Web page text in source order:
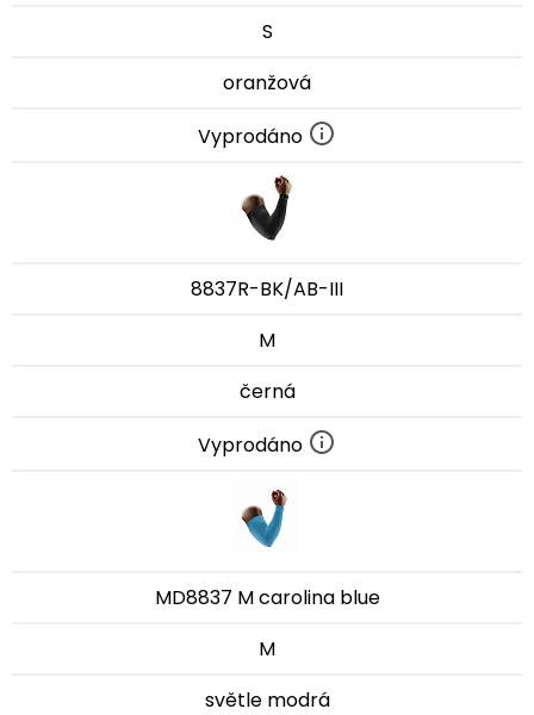
S
oranžová
Vyprodáno
8837R-BK/AB-III
M
černá
Vyprodáno
MD8837 M carolina blue
M
světle modrá